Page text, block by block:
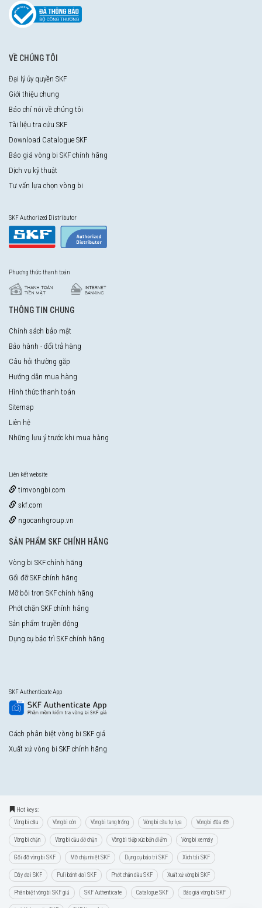
VỀ CHÚNG TÔI
Đại lý ủy quyền SKF
Giới thiệu chung
Báo chí nói về chúng tôi
Tài liệu tra cứu SKF
Download Catalogue SKF
Báo giá vòng bi SKF chính hãng
Dịch vụ kỹ thuật
Tư vấn lựa chọn vòng bi
SKF Authorized Distributor
Phương thức thanh toán
THÔNG TIN CHUNG
Chính sách bảo mật
Bảo hành - đổi trả hàng
Câu hỏi thường gặp
Hướng dẫn mua hàng
Hình thức thanh toán
Sitemap
Liên hệ
Những lưu ý trước khi mua hàng
Liên kết website
timvongbi.com
skf.com
ngocanhgroup.vn
SẢN PHẨM SKF CHÍNH HÃNG
Vòng bi SKF chính hãng
Gối đỡ SKF chính hãng
Mỡ bôi trơn SKF chính hãng
Phớt chặn SKF chính hãng
Sản phẩm truyền động
Dụng cụ bảo trì SKF chính hãng
SKF Authenticate App
Cách phân biệt vòng bi SKF giả
Xuất xứ vòng bi SKF chính hãng
Hot keys:
Vòng bi cầu Vòng bi côn Vòng bi tang trống Vòng bi cầu tự lựa Vòng bi đũa đỡ
Vòng bi chặn Vòng bi cầu đỡ chặn Vòng bi tiếp xúc bốn điểm Vòng bi xe máy
Gối đỡ vòng bi SKF Mỡ chịu nhiệt SKF Dụng cụ bảo trì SKF Xích tải SKF
Dây đai SKF Puli bánh đai SKF Phớt chặn dầu SKF Xuất xứ vòng bi SKF
Phân biệt vòng bi SKF giả SKF Authenticate Catalogue SKF Báo giá vòng bi SKF